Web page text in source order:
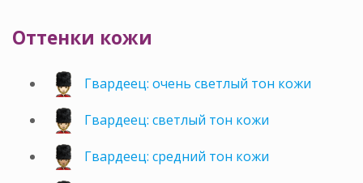
Оттенки кожи
Гвардеец: очень светлый тон кожи
Гвардеец: светлый тон кожи
Гвардеец: средний тон кожи